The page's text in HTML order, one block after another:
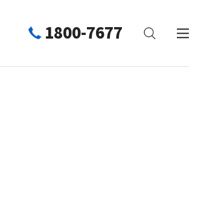
1800-7677